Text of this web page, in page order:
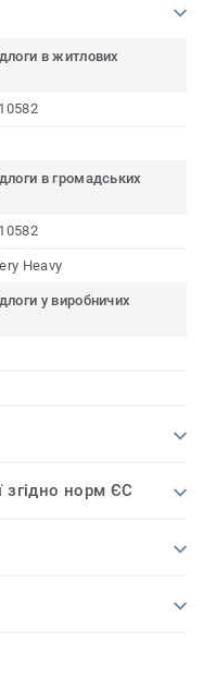
в житлових
в громадських
Heavy
у виробничих
згідно норм ЄС